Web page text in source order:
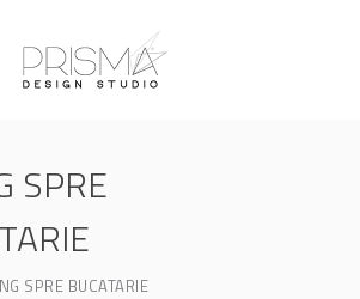
SPRE
SPRE BUCATARIE